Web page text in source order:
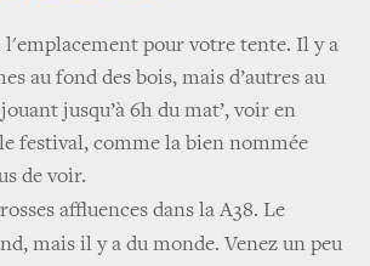
l'emplacement pour votre tente. Il y a
au fond des bois, mais d’autres au
jusqu’à 6h du mat’, voir en
festival, comme la bien nommée
de voir.
affluences dans la A38. Le
mais il y a du monde. Venez un peu